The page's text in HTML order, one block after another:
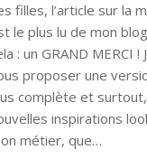
filles, l’article sur la
le plus lu de mon
: un GRAND MERCI !
proposer une
complète et
inspirations
métier, que…